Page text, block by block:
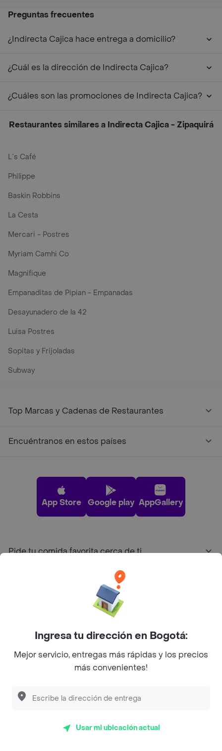
Preguntas frecuentes
¿Indirecta Cajica hace entrega a domicilio?
¿Cuál es la dirección de Indirecta Cajica?
¿Cuáles son las promociones de Indirecta Cajica?
Restaurantes similares a Indirecta Cajica - Zipaquirá
L´s Café
Philippe
Baskin Robbins
La Cesta
Mercari - Postres
Myriam Camhi Co
Magnifique
Empanaditas de Pipian - Empanadas
Desayunadero de la 42
Luisa Postres
Sopitas y Frijoladas
Subway
Top Marcas y Cadenas de Restaurantes
Encuéntranos en estos países
App Store Google play AppGallery
Pide tu comida favorita cerca de ti
Sobre Rappi
Facebook
Twitter
Instagram
©2026Rappi Inc. All rights reserved.
Ingresa tu dirección en Bogotá:
Mejor servicio, entregas más rápidas y los precios
más convenientes!
Usar mi ubicación actual